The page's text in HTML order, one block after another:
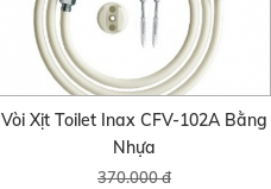
Vòi Xịt Toilet Inax CFV-102A Bằng
Nhựa
370.000 đ